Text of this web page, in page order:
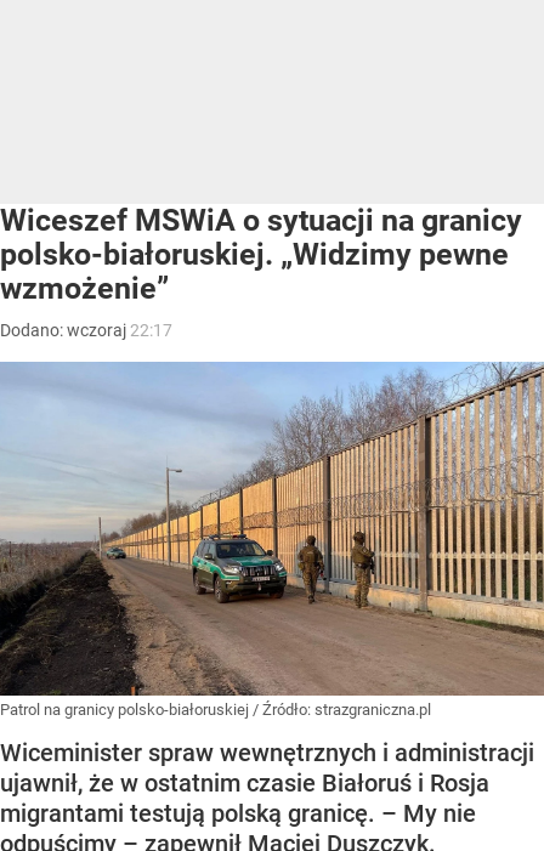
Wiceszef MSWiA o sytuacji na granicy
polsko-białoruskiej. „Widzimy pewne
wzmożenie”
Dodano:wczoraj 22:17
Patrol na granicy polsko-białoruskiej / Źródło: strazgraniczna.pl
Wiceminister spraw wewnętrznych i administracji
ujawnił, że w ostatnim czasie Białoruś i Rosja
migrantami testują polską granicę. – My nie
odpuścimy – zapewnił Maciej Duszczyk.